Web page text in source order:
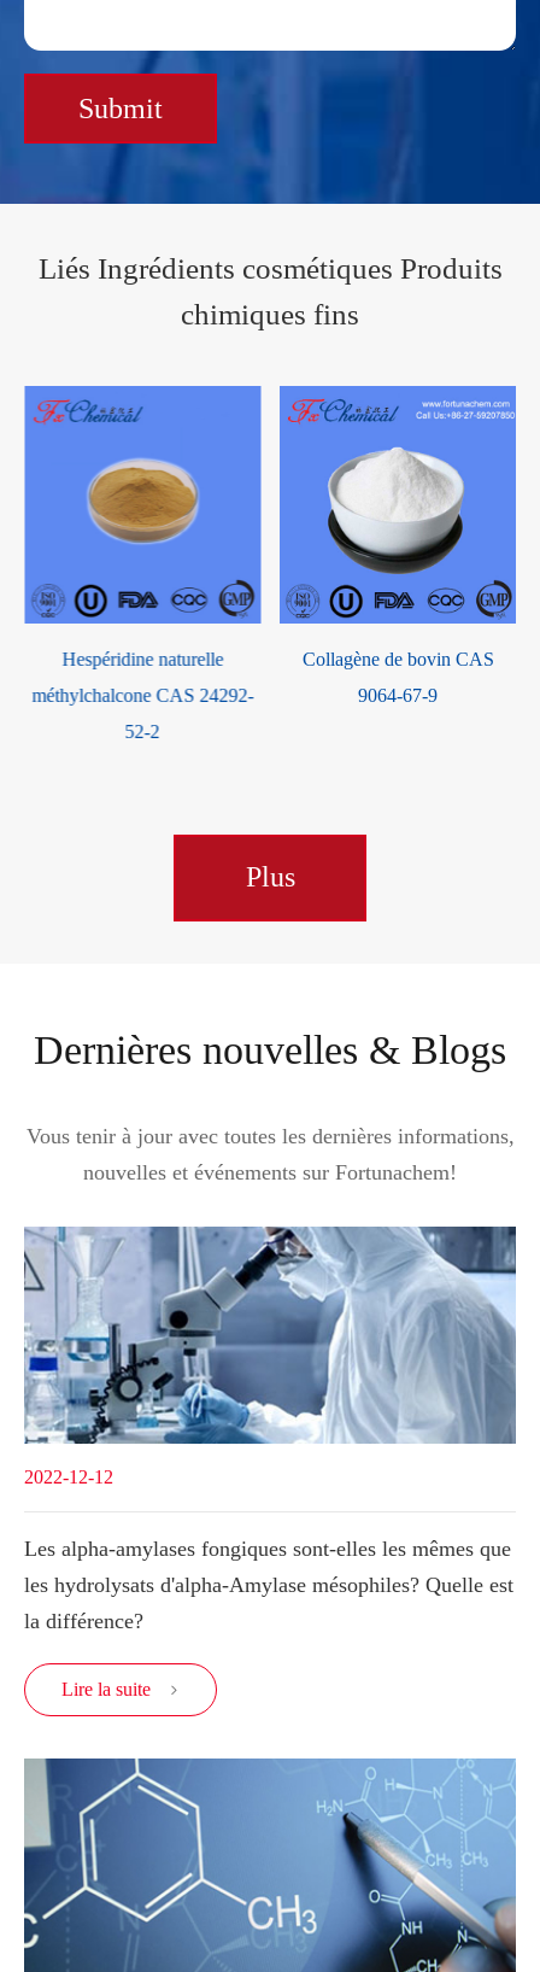
Submit
Liés Ingrédients cosmétiques Produits
chimiques fins
Collagène de bovin CAS
9064-67-9
Éthylhexylglycérine CAS
70445-33-9
Plus
Dernières nouvelles & Blogs
Vous tenir à jour avec toutes les dernières informations,
nouvelles et événements sur Fortunachem!
2022-12-12
Les alpha-amylases fongiques sont-elles les mêmes que
les hydrolysats d'alpha-Amylase mésophiles? Quelle est
la différence?
Lire la suite 